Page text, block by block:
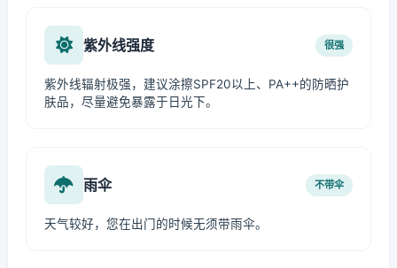
紫外线强度 很强
紫外线辐射极强，建议涂擦SPF20以上、PA++的防晒护
肤品，尽量避免暴露于日光下。
雨伞 不带伞
天气较好，您在出门的时候无须带雨伞。